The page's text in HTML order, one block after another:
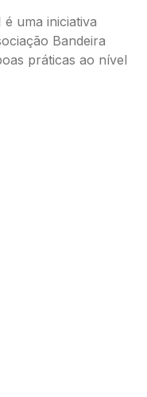
uma iniciativa
Bandeira
práticas ao nível